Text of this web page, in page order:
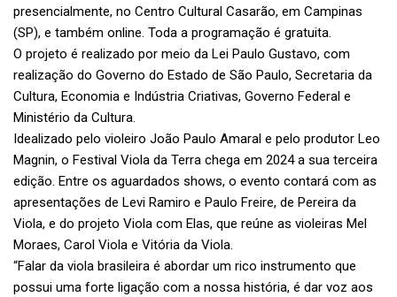
presencialmente, no Centro Cultural Casarão, em Campinas
(SP), e também online. Toda a programação é gratuita.
O projeto é realizado por meio da Lei Paulo Gustavo, com
realização do Governo do Estado de São Paulo, Secretaria da
Cultura, Economia e Indústria Criativas, Governo Federal e
Ministério da Cultura.
Idealizado pelo violeiro João Paulo Amaral e pelo produtor Leo
Magnin, o Festival Viola da Terra chega em 2024 a sua terceira
edição. Entre os aguardados shows, o evento contará com as
apresentações de Levi Ramiro e Paulo Freire, de Pereira da
Viola, e do projeto Viola com Elas, que reúne as violeiras Mel
Moraes, Carol Viola e Vitória da Viola.
“Falar da viola brasileira é abordar um rico instrumento que
possui uma forte ligação com a nossa história, é dar voz aos